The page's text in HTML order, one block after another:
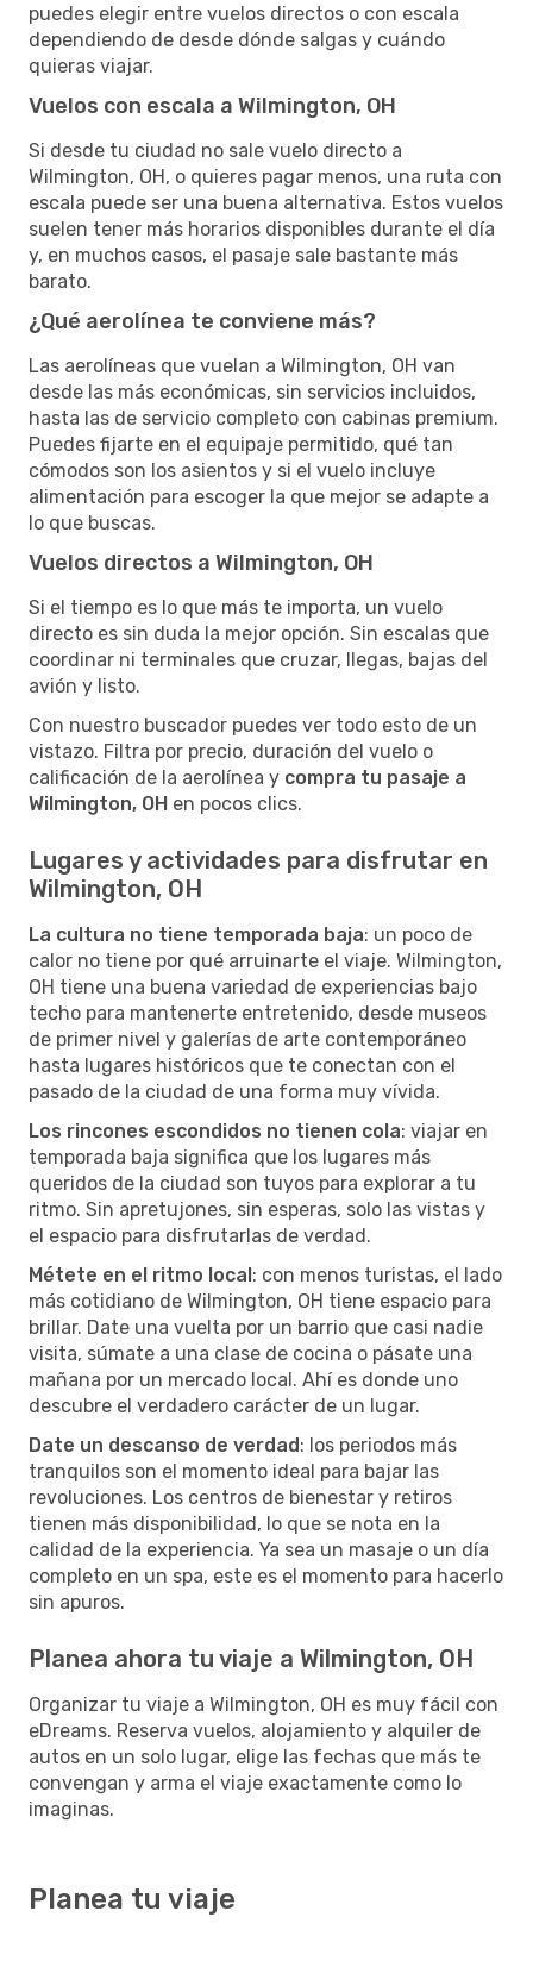
puedes elegir entre vuelos directos o con escala
dependiendo de desde dónde salgas y cuándo
quieras viajar.
Vuelos con escala a Wilmington, OH
Si desde tu ciudad no sale vuelo directo a
Wilmington, OH, o quieres pagar menos, una ruta con
escala puede ser una buena alternativa. Estos vuelos
suelen tener más horarios disponibles durante el día
y, en muchos casos, el pasaje sale bastante más
barato.
¿Qué aerolínea te conviene más?
Las aerolíneas que vuelan a Wilmington, OH van
desde las más económicas, sin servicios incluidos,
hasta las de servicio completo con cabinas premium.
Puedes fijarte en el equipaje permitido, qué tan
cómodos son los asientos y si el vuelo incluye
alimentación para escoger la que mejor se adapte a
lo que buscas.
Vuelos directos a Wilmington, OH
Si el tiempo es lo que más te importa, un vuelo
directo es sin duda la mejor opción. Sin escalas que
coordinar ni terminales que cruzar, llegas, bajas del
avión y listo.
Con nuestro buscador puedes ver todo esto de un
vistazo. Filtra por precio, duración del vuelo o
calificación de la aerolínea y compra tu pasaje a
Wilmington, OH en pocos clics.
Lugares y actividades para disfrutar en
Wilmington, OH
La cultura no tiene temporada baja: un poco de
calor no tiene por qué arruinarte el viaje. Wilmington,
OH tiene una buena variedad de experiencias bajo
techo para mantenerte entretenido, desde museos
de primer nivel y galerías de arte contemporáneo
hasta lugares históricos que te conectan con el
pasado de la ciudad de una forma muy vívida.
Los rincones escondidos no tienen cola: viajar en
temporada baja significa que los lugares más
queridos de la ciudad son tuyos para explorar a tu
ritmo. Sin apretujones, sin esperas, solo las vistas y
el espacio para disfrutarlas de verdad.
Métete en el ritmo local: con menos turistas, el lado
más cotidiano de Wilmington, OH tiene espacio para
brillar. Date una vuelta por un barrio que casi nadie
visita, súmate a una clase de cocina o pásate una
mañana por un mercado local. Ahí es donde uno
descubre el verdadero carácter de un lugar.
Date un descanso de verdad: los periodos más
tranquilos son el momento ideal para bajar las
revoluciones. Los centros de bienestar y retiros
tienen más disponibilidad, lo que se nota en la
calidad de la experiencia. Ya sea un masaje o un día
completo en un spa, este es el momento para hacerlo
sin apuros.
Planea ahora tu viaje a Wilmington, OH
Organizar tu viaje a Wilmington, OH es muy fácil con
eDreams. Reserva vuelos, alojamiento y alquiler de
autos en un solo lugar, elige las fechas que más te
convengan y arma el viaje exactamente como lo
imaginas.
Planea tu viaje